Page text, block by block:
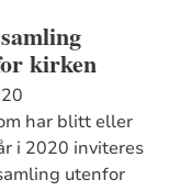
kirken
har blitt eller
i 2020 inviteres
utenfor